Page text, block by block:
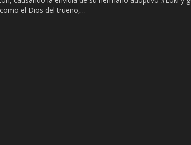
el Dios del trueno,…